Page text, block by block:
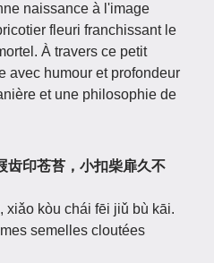
naissance à l'image
fleuri franchissant le
À travers ce petit
avec humour et profondeur
et une philosophie de
齿印苍苔，小扣柴扉久不
xiǎo kòu chái fēi jiǔ bù kāi.
semelles cloutées